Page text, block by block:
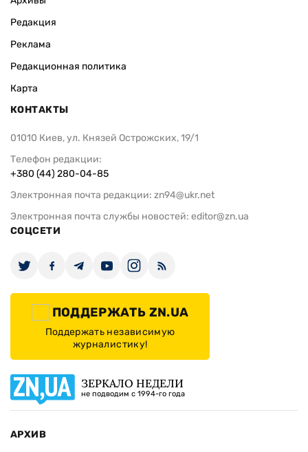
Редакция
Реклама
Редакционная политика
Карта
КОНТАКТЫ
01010 Киев, ул. Князей Острожских, 19/1
Телефон редакции:
+380 (44) 280-04-85
Электронная почта редакции: zn94@ukr.net
Электронная почта службы новостей: editor@zn.ua
СОЦСЕТИ
ПОДДЕРЖАТЬ ZN.UA
Поддержать независимую
журналистику!
ЗЕРКАЛО НЕДЕЛИ
не подводим с 1994-го года
АРХИВ